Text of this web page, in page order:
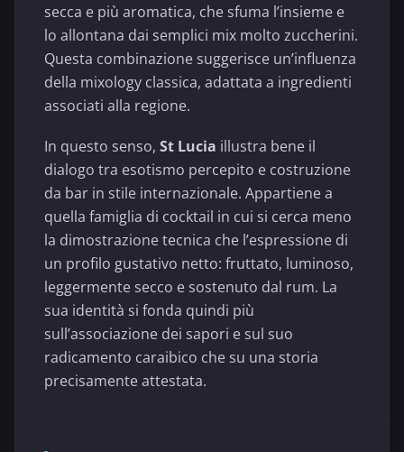
secca e più aromatica, che sfuma l’insieme e
lo allontana dai semplici mix molto zuccherini.
Questa combinazione suggerisce un’influenza
della mixology classica, adattata a ingredienti
associati alla regione.
In questo senso, St Lucia illustra bene il
dialogo tra esotismo percepito e costruzione
da bar in stile internazionale. Appartiene a
quella famiglia di cocktail in cui si cerca meno
la dimostrazione tecnica che l’espressione di
un profilo gustativo netto: fruttato, luminoso,
leggermente secco e sostenuto dal rum. La
sua identità si fonda quindi più
sull’associazione dei sapori e sul suo
radicamento caraibico che su una storia
precisamente attestata.